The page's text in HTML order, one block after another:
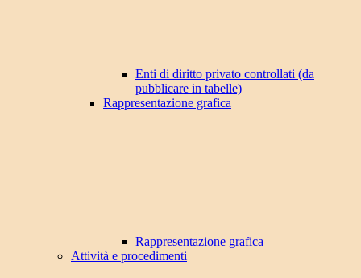
Enti di diritto privato controllati (da
pubblicare in tabelle)
Rappresentazione grafica
Rappresentazione grafica
Attività e procedimenti